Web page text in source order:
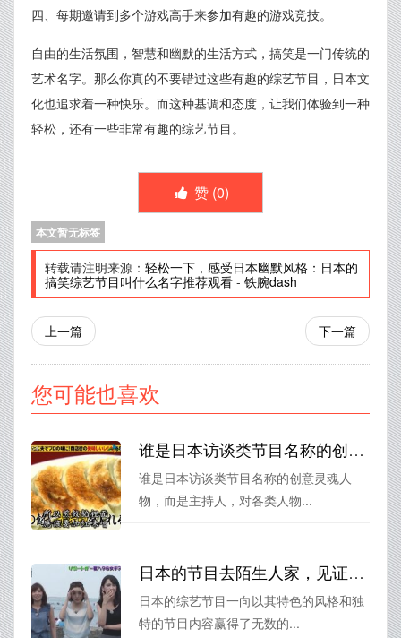
四、每期邀请到多个游戏高手来参加有趣的游戏竞技。
自由的生活氛围，智慧和幽默的生活方式，搞笑是一门传统的
艺术名字。那么你真的不要错过这些有趣的综艺节目，日本文
化也追求着一种快乐。而这种基调和态度，让我们体验到一种
轻松，还有一些非常有趣的综艺节目。
赞 (0)
本文暂无标签
转载请注明来源： 轻松一下，感受日本幽默风格：日本的
搞笑综艺节目叫什么名字推荐观看 - 铁腕dash
上一篇 下一篇
您可能也喜欢
谁是日本访谈类节目名称的创意灵魂人物？
谁是日本访谈类节目名称的创意灵魂人
物，而是主持人，对各类人物...
日本的节目去陌生人家，见证不一样的家庭故事和人生经历
日本的综艺节目一向以其特色的风格和独
特的节目内容赢得了无数的...